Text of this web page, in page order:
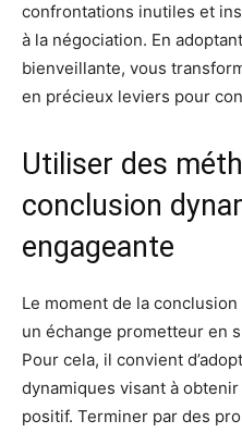
confrontations inutiles et
à la négociation. En
bienveillante, vous
en précieux leviers pour
Utiliser des
conclusion
engageante
Le moment de la
un échange prometteur en
Pour cela, il convient
dynamiques visant à
positif. Terminer par des